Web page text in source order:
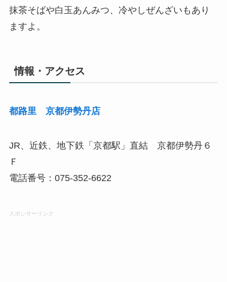
抹茶そばや白玉あんみつ、冷やしぜんざいもあり
ますよ。
情報・アクセス
都路里 京都伊勢丹店
JR、近鉄、地下鉄「京都駅」直結 京都伊勢丹６
Ｆ
電話番号：075-352-6622
スポンサーリンク